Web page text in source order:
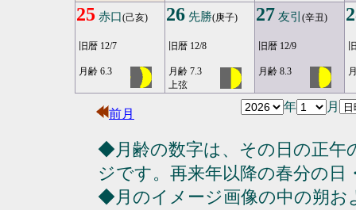
25 赤口(己亥)
旧暦 12/7
月齢 6.3
26 先勝(庚子)
旧暦 12/8
月齢 7.3
上弦
27 友引 (辛丑)
旧暦 12/9
月齢 8.3
前月
年 月
◆月齢の数字は、その日の正午
ジです。再来年以降の春分の日
◆月のイメージ画像の中の朔